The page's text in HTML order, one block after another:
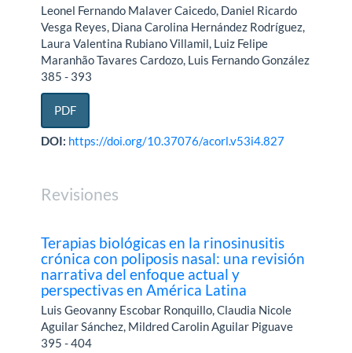
Leonel Fernando Malaver Caicedo, Daniel Ricardo
Vesga Reyes, Diana Carolina Hernández Rodríguez,
Laura Valentina Rubiano Villamil, Luiz Felipe
Maranhão Tavares Cardozo, Luis Fernando González
385 - 393
PDF
DOI: https://doi.org/10.37076/acorl.v53i4.827
Revisiones
Terapias biológicas en la rinosinusitis
crónica con poliposis nasal: una revisión
narrativa del enfoque actual y
perspectivas en América Latina
Luis Geovanny Escobar Ronquillo, Claudia Nicole
Aguilar Sánchez, Mildred Carolin Aguilar Piguave
395 - 404